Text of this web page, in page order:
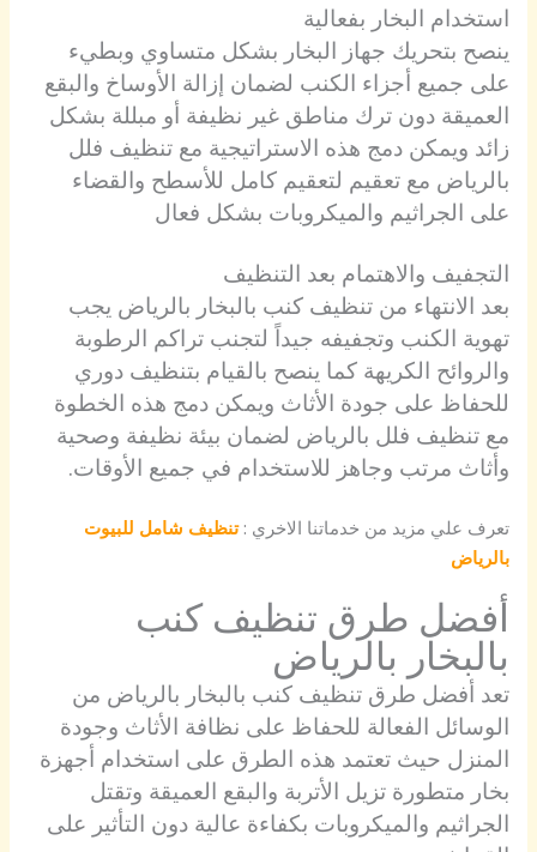
استخدام البخار بفعالية
ينصح بتحريك جهاز البخار بشكل متساوي وبطيء
على جميع أجزاء الكنب لضمان إزالة الأوساخ والبقع
العميقة دون ترك مناطق غير نظيفة أو مبللة بشكل
زائد ويمكن دمج هذه الاستراتيجية مع تنظيف فلل
بالرياض مع تعقيم لتعقيم كامل للأسطح والقضاء
على الجراثيم والميكروبات بشكل فعال
التجفيف والاهتمام بعد التنظيف
بعد الانتهاء من تنظيف كنب بالبخار بالرياض يجب
تهوية الكنب وتجفيفه جيداً لتجنب تراكم الرطوبة
والروائح الكريهة كما ينصح بالقيام بتنظيف دوري
للحفاظ على جودة الأثاث ويمكن دمج هذه الخطوة
مع تنظيف فلل بالرياض لضمان بيئة نظيفة وصحية
وأثاث مرتب وجاهز للاستخدام في جميع الأوقات.
تعرف علي مزيد من خدماتنا الاخري :تنظيف شامل للبيوت
بالرياض
أفضل طرق تنظيف كنب
بالبخار بالرياض
تعد أفضل طرق تنظيف كنب بالبخار بالرياض من
الوسائل الفعالة للحفاظ على نظافة الأثاث وجودة
المنزل حيث تعتمد هذه الطرق على استخدام أجهزة
بخار متطورة تزيل الأتربة والبقع العميقة وتقتل
الجراثيم والميكروبات بكفاءة عالية دون التأثير على